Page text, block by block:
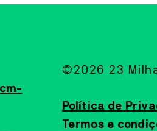
©2026 23
Política de
Termos e